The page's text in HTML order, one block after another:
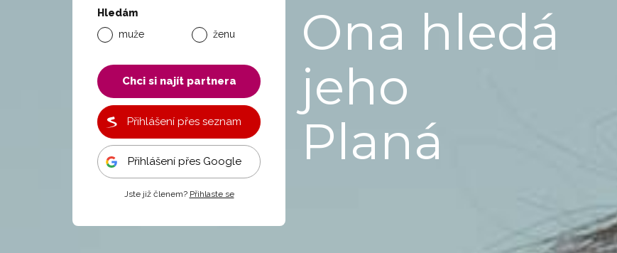
Hledám
muže
ženu
Chci si najít partnera
Přihlášení přes seznam
Přihlášení přes Google
Jste již členem? Přihlaste se
Ona hledá
jeho
Planá